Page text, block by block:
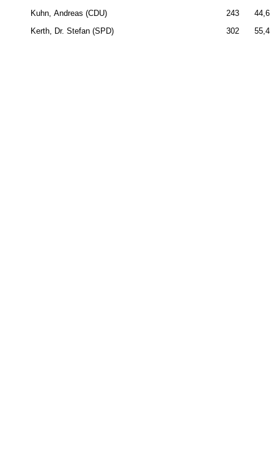
Kuhn, Andreas (CDU) 243
44,6
Kerth, Dr. Stefan (SPD)
302 55,4